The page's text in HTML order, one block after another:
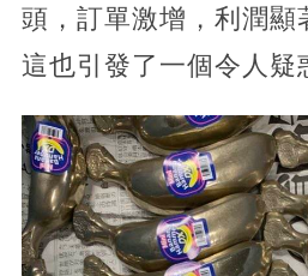
頭，訂單激增，利潤顯
這也引發了一個令人疑